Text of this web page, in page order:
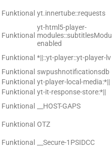
Funktional yt.innertube::requests
Funktional
yt-html5-player-
enabled
Funktional *||::yt-player::yt-player-lv
Funktional swpushnotificationsdb
Funktional yt-player-local-media:*||
Funktional yt-it-response-store:*||
Funktional
__HOST-GAPS
Funktional OTZ
Funktional __Secure-1PSIDCC